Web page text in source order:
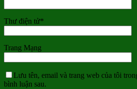
Thư điện tử*
Trang Mạng
Lưu tên, email và trang web của tôi
bình luận sau.